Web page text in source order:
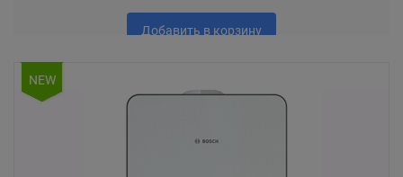
Добавить в корзину
NEW